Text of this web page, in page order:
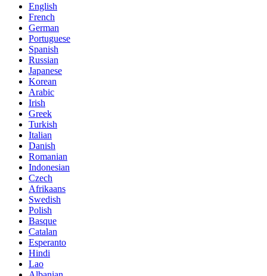
English
French
German
Portuguese
Spanish
Russian
Japanese
Korean
Arabic
Irish
Greek
Turkish
Italian
Danish
Romanian
Indonesian
Czech
Afrikaans
Swedish
Polish
Basque
Catalan
Esperanto
Hindi
Lao